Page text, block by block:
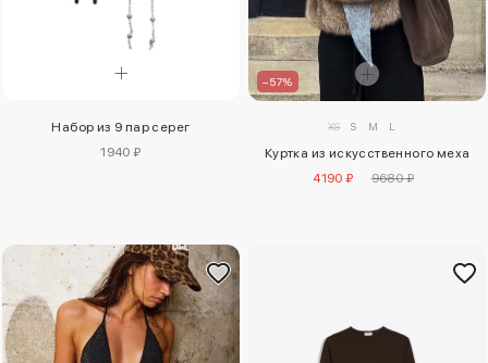
Набор из 9 пар серег
1940 ₽
–57%
XS S M L
Куртка из искусственного меха
4190 ₽
9680 ₽